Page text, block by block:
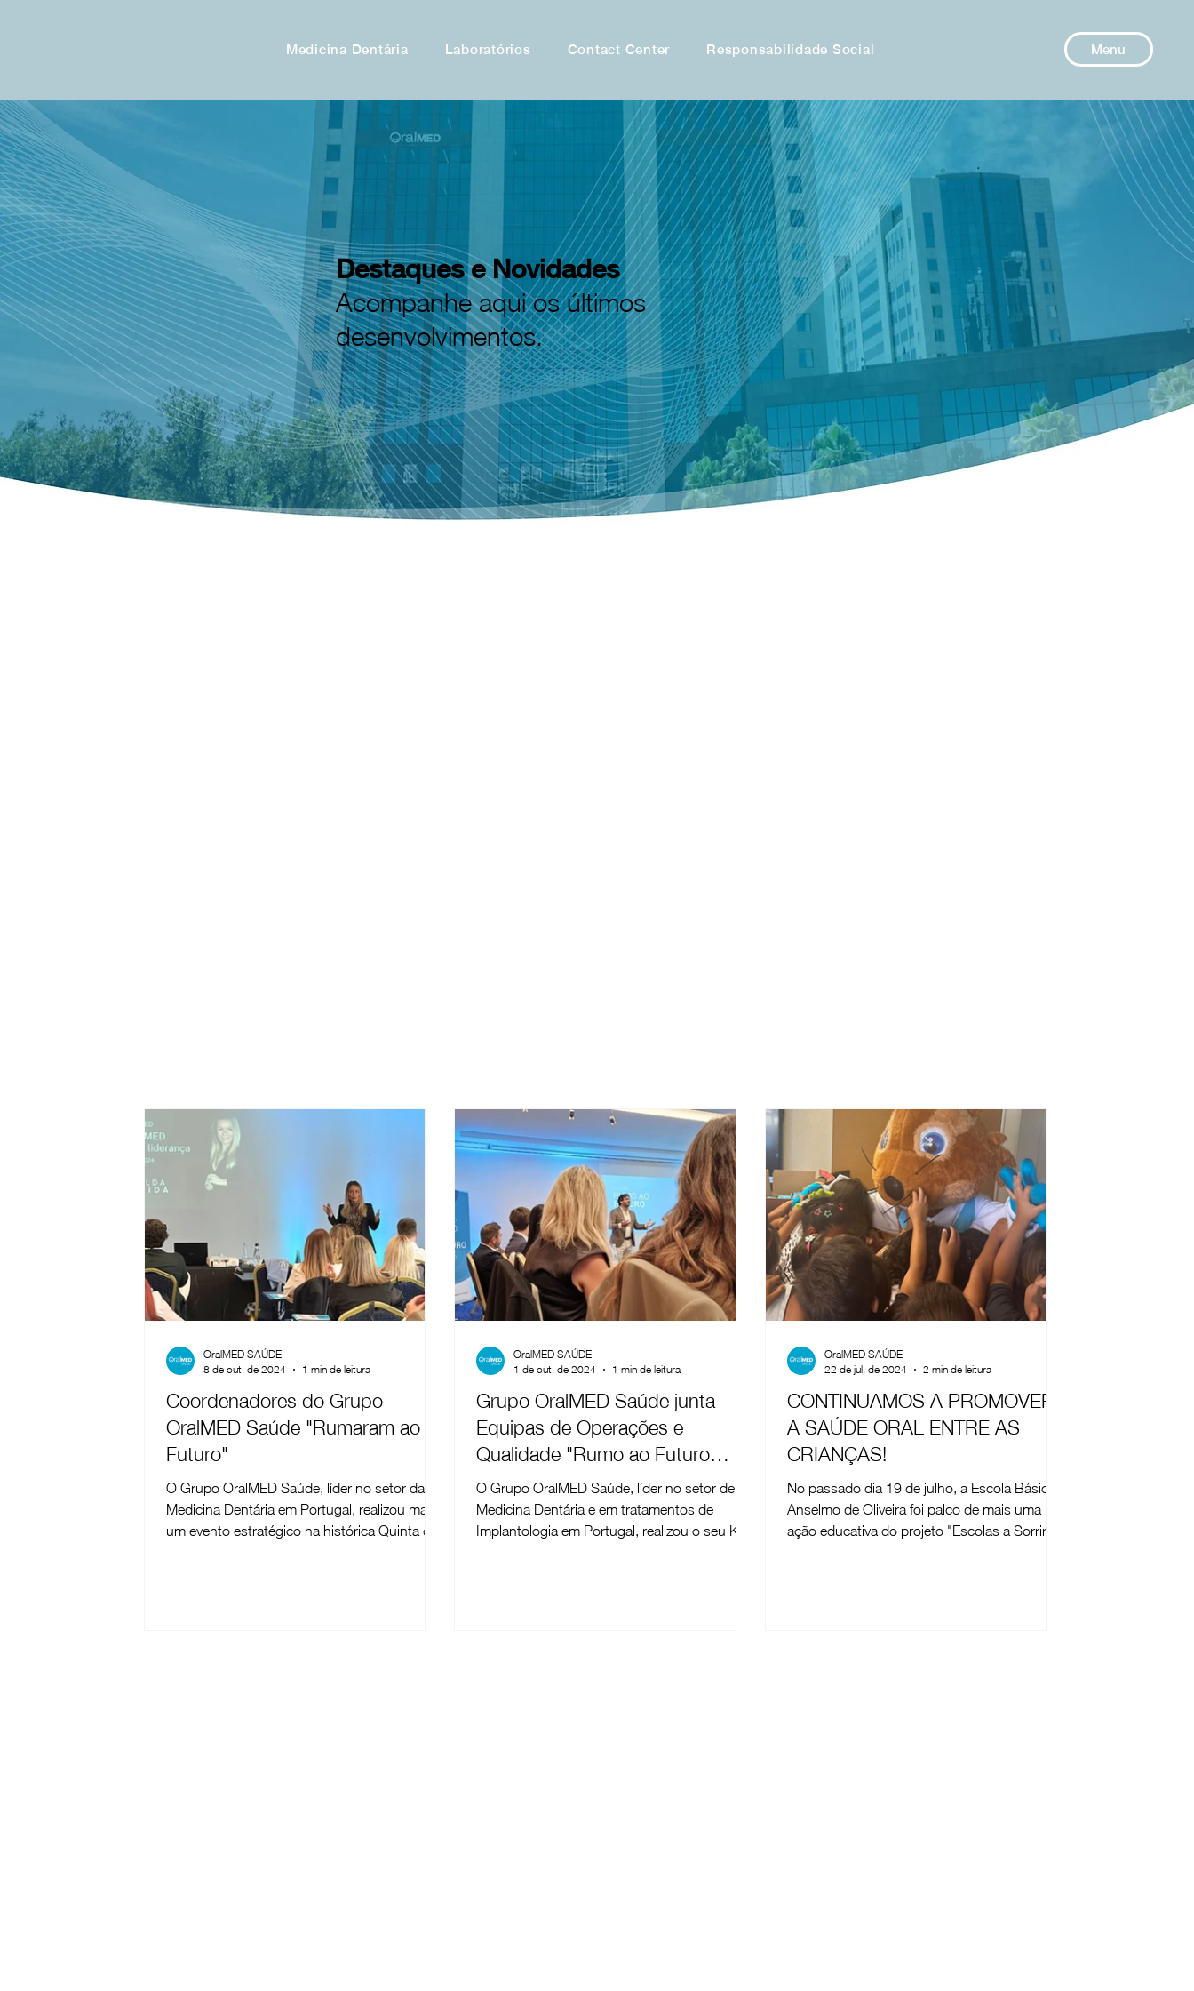
Medicina Dentária Laboratórios Contact Center Responsabilidade Social Menu
Destaques e Novidades
Acompanhe aqui os últimos
desenvolvimentos.
Coordenadores do Grupo
OralMED Saúde "Rumaram ao
Futuro"
O Grupo OralMED Saúde, líder no setor da
Medicina Dentária em Portugal, realizou mais
um evento estratégico na histórica Quinta das
OralMED SAÚDE
8 de out. de 2024
1 min de leitura
Grupo OralMED Saúde junta
Equipas de Operações e
Qualidade "Rumo ao Futuro
2025"
O Grupo OralMED Saúde, líder no setor de
Medicina Dentária e em tratamentos de
Implantologia em Portugal, realizou o seu Kick
OralMED SAÚDE
1 de out. de 2024
1 min de leitura
CONTINUAMOS A PROMOVER
A SAÚDE ORAL ENTRE AS
CRIANÇAS!
No passado dia 19 de julho, a Escola Básica
Anselmo de Oliveira foi palco de mais uma
ação educativa do projeto "Escolas a Sorrir"!
OralMED SAÚDE
22 de jul. de 2024
2 min de leitura